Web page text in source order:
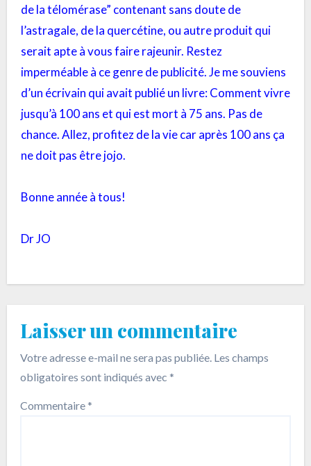
de la télomérase” contenant sans doute de
l’astragale, de la quercétine, ou autre produit qui
serait apte à vous faire rajeunir. Restez
imperméable à ce genre de publicité. Je me souviens
d’un écrivain qui avait publié un livre: Comment vivre
jusqu’à 100 ans et qui est mort à 75 ans. Pas de
chance. Allez, profitez de la vie car après 100 ans ça
ne doit pas être jojo.
Bonne année à tous!
Dr JO
Laisser un commentaire
Votre adresse e-mail ne sera pas publiée. Les champs
obligatoires sont indiqués avec *
Commentaire*